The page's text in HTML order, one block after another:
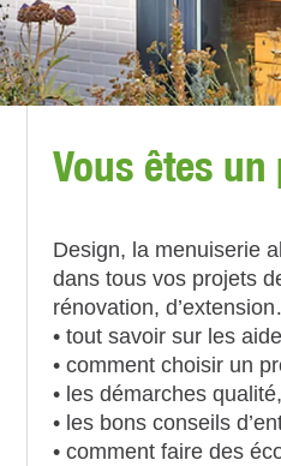
Vous êtes
Design, la menuiserie
dans tous vos projets
rénovation,
• tout savoir sur les
• comment choisir un
• les démarches qualité,
• les bons conseils
• comment faire des